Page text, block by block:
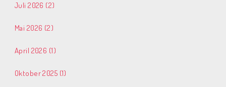
Juli 2026 (2)
Mai 2026 (2)
April 2026 (1)
Oktober 2025 (1)